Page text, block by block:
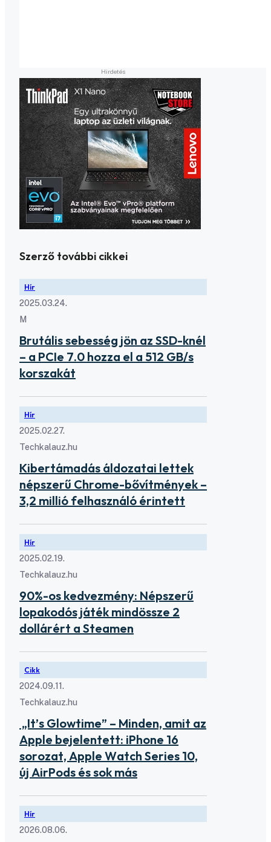
Szerző további cikkei
Hír
2025.03.24.
M
Brutális sebesség jön az SSD-knél
– a PCIe 7.0 hozza el a 512 GB/s
korszakát
Hír
2025.02.27.
Techkalauz.hu
Kibertámadás áldozatai lettek
népszerű Chrome-bővítmények –
3,2 millió felhasználó érintett
Hír
2025.02.19.
Techkalauz.hu
90%-os kedvezmény: Népszerű
lopakodós játék mindössze 2
dollárért a Steamen
Cikk
2024.09.11.
Techkalauz.hu
„It’s Glowtime” – Minden, amit az
Apple bejelentett: iPhone 16
sorozat, Apple Watch Series 10,
új AirPods és sok más
Hír
2026.08.06.